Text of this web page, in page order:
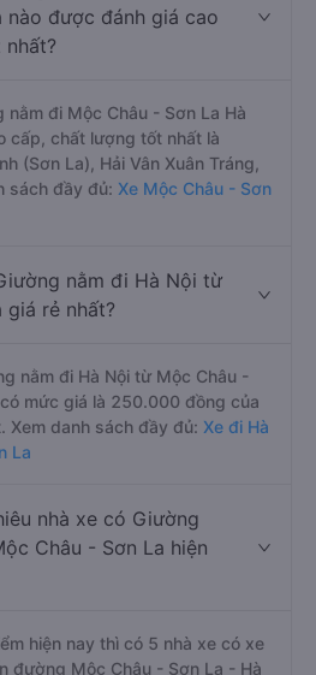
nào được đánh giá cao
nằm đi Mộc Châu - Sơn La Hà
cấp, chất lượng tốt nhất là
(Sơn La), Hải Vân Xuân Tráng,
sách đầy đủ: Xe Mộc Châu - Sơn
nằm đi Hà Nội từ
giá rẻ nhất?
nằm đi Hà Nội từ Mộc Châu -
mức giá là 250.000 đồng của
Xem danh sách đầy đủ: Xe đi Hà
La
nhà xe có Giường
Châu - Sơn La hiện
hiện nay thì có 5 nhà xe có xe
đường Mộc Châu - Sơn La - Hà